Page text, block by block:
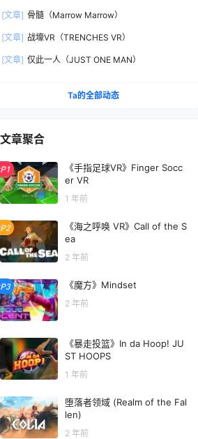
[文章] 骨髓（Marrow Marrow）
[文章] 战壕VR（TRENCHES VR）
[文章] 仅此一人（JUST ONE MAN）
Ta的全部动态
文章聚合
《手指足球VR》Finger Socc
er VR
1 年前
《海之呼唤 VR》Call of the S
ea
2 年前
《魔方》Mindset
2 年前
《暴走投篮》In da Hoop! JU
ST HOOPS
1 年前
堕落者领域 (Realm of the Fal
len)
2 年前